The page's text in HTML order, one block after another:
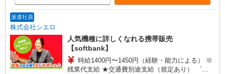
派遣社員
株式会社シエロ
人気機種に詳しくなれる携帯販売
【softbank】
時給1400円〜1450円（経験・能力による） ※
残業代支給 ★交通費別途支給（規定あり） ゜